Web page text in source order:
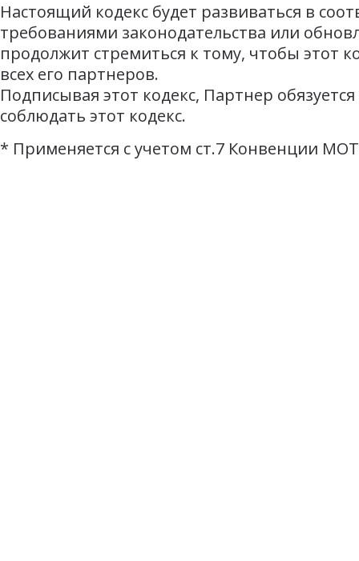
Настоящий кодекс будет развиваться в
требованиями законодательства или
продолжит стремиться к тому, чтобы этот
всех его партнеров.
Подписывая этот кодекс, Партнер
соблюдать этот кодекс.
* Применяется с учетом ст.7 Конвенции